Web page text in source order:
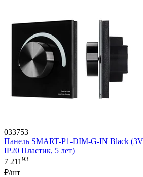
033753
Панель SMART-P1-DIM-G-IN Black
IP20 Пластик, 5 лет)
7 21193
₽/шт